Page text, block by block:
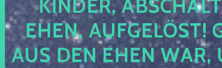
NDER,
EN, AUFGELÖST!
S DEN EHEN WAR,